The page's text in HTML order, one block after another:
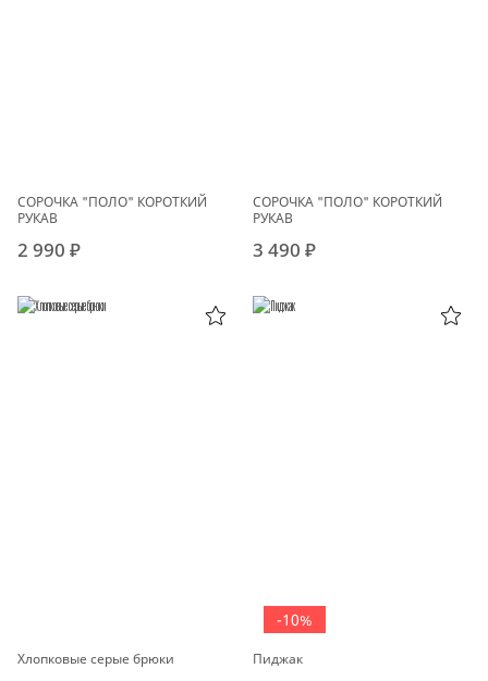
СОРОЧКА "ПОЛО" КОРОТКИЙ
РУКАВ
2 990 ₽
СОРОЧКА "ПОЛО" КОРОТКИЙ
РУКАВ
3 490 ₽
Хлопковые серые брюки
-10%
Пиджак